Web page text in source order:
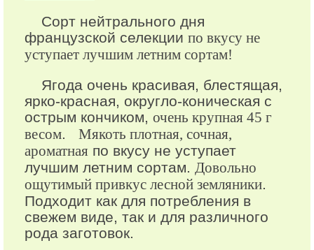
Сорт нейтрального дня
французской селекции по вкусу не
уступает лучшим летним сортам!
Ягода очень красивая, блестящая,
ярко-красная, округло-коническая с
острым кончиком, очень крупная 45 г
весом. Мякоть плотная, сочная,
ароматная по вкусу не уступает
лучшим летним сортам. Довольно
ощутимый привкус лесной земляники.
Подходит как для потребления в
свежем виде, так и для различного
рода заготовок.